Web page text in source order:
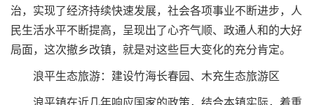
治，实现了经济持续快速发展，社会各项事业不断进步，人
民生活水平不断提高，呈现出了心齐气顺、政通人和的大好
局面，这次撤乡改镇，就是对这些巨大变化的充分肯定。
浪平生态旅游：建设竹海长春园、木充生态旅游区
浪平镇在近几年响应国家的政策，结合本镇实际，着重